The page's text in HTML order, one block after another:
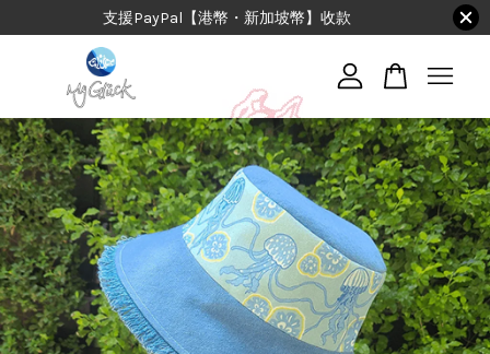
支援PayPal【港幣・新加坡幣】收款
您的購物車目前還是空的。
繼續購物